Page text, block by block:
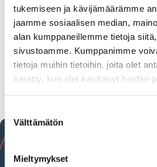
tukemiseen ja kävijämäärämme
jaamme sosiaalisen median,
alan kumppaneillemme tietoja
sivustoamme. Kumppanimme
tietoja muihin tietoihin, joita olet
kerätty, kun olet käyttänyt heidän
valinta
Välttämätön
Mieltymykset